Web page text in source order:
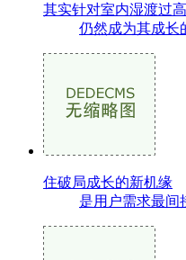
其实针对室内湿渡过
仍然成为其成长
住破局成长的新机缘
是用户需求最间